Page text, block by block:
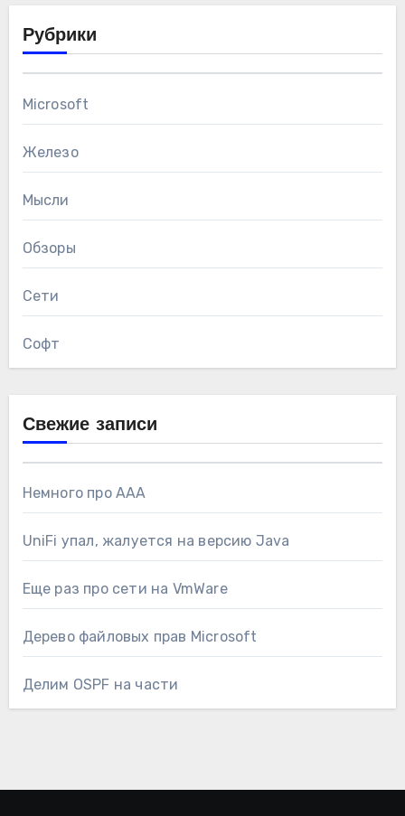
Рубрики
Microsoft
Железо
Мысли
Обзоры
Сети
Софт
Свежие записи
Немного про AAA
UniFi упал, жалуется на версию Java
Еще раз про сети на VmWare
Дерево файловых прав Microsoft
Делим OSPF на части